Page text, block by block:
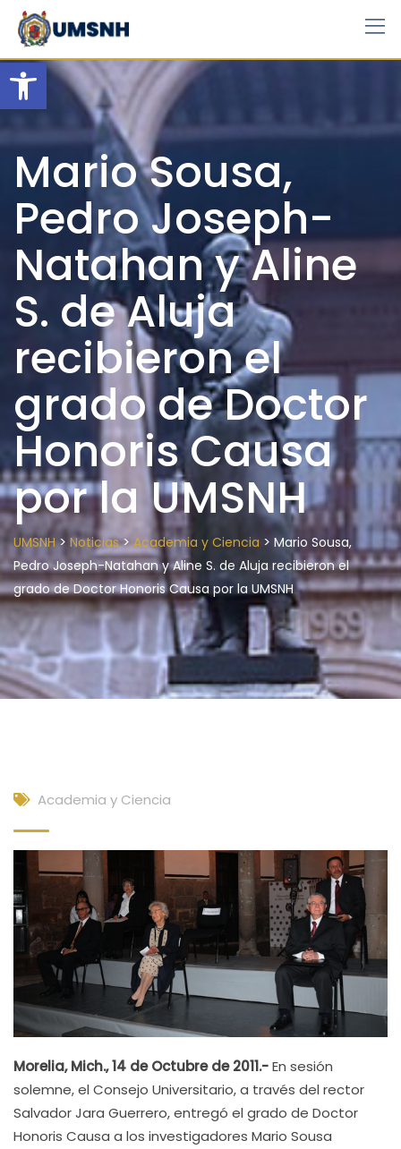
Open toolbar
Skip
content
Mario Sousa,
Pedro Joseph-
Natahan y Aline
S. de Aluja
recibieron el
grado de Doctor
Honoris Causa
por la UMSNH
UMSNH> Noticias>Academia y Ciencia > Mario Sousa,
Pedro Joseph-Natahan y Aline S. de Aluja recibieron el
grado de Doctor Honoris Causa por la UMSNH
Academia y Ciencia
Morelia, Mich., 14 de Octubre de 2011.-En sesión
solemne, el Consejo Universitario, a través del rector
Salvador Jara Guerrero, entregó el grado de Doctor
Honoris Causa a los investigadores Mario Sousa